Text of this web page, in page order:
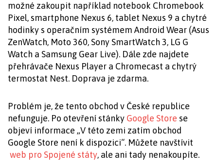
možné zakoupit například notebook Chromebook
Pixel, smartphone Nexus 6, tablet Nexus 9 a chytré
hodinky s operačním systémem Android Wear (Asus
ZenWatch, Moto 360, Sony SmartWatch 3, LG G
Watch a Samsung Gear Live). Dále zde najdete
přehrávače Nexus Player a Chromecast a chytrý
termostat Nest. Doprava je zdarma.
Problém je, že tento obchod v České republice
nefunguje. Po otevření stánky Google Store se
objeví informace „V této zemi zatím obchod
Google Store není k dispozici“. Můžete navštívit
web pro Spojené státy, ale ani tady nenakoupíte.